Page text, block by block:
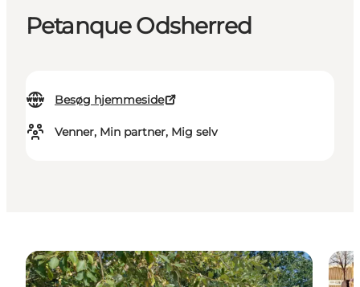
Petanque Odsherred
Besøg hjemmeside
Venner, Min partner, Mig selv